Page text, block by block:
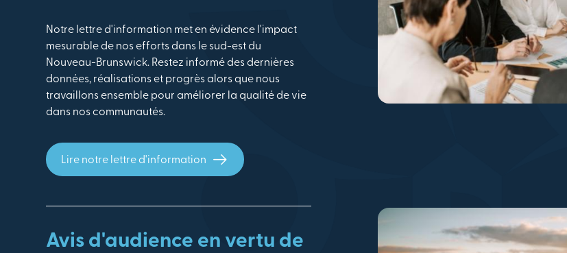
Notre lettre d'information met en évidence l'impact
mesurable de nos efforts dans le sud-est du
Nouveau-Brunswick. Restez informé des dernières
données, réalisations et progrès alors que nous
travaillons ensemble pour améliorer la qualité de vie
dans nos communautés.
Lire notre lettre d'information
Avis d'audience en vertu de